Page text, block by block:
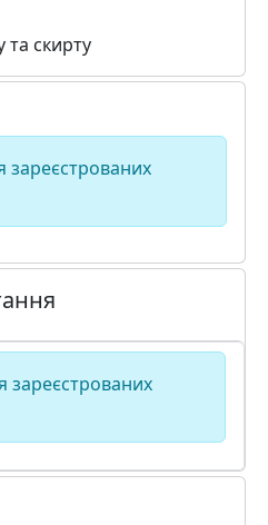
та скирту
зареєстрованих
зареєстрованих